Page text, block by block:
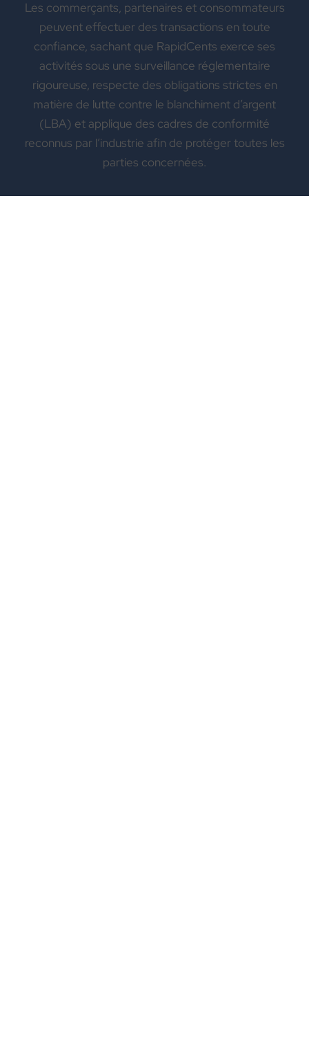
Les commerçants, partenaires et consommateurs
peuvent effectuer des transactions en toute
confiance, sachant que RapidCents exerce ses
activités sous une surveillance réglementaire
rigoureuse, respecte des obligations strictes en
matière de lutte contre le blanchiment d’argent
(LBA) et applique des cadres de conformité
reconnus par l’industrie afin de protéger toutes les
parties concernées.